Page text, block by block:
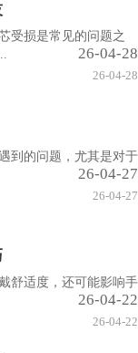
受损是常见的问题之
26-04-28
26-04-28
到的问题，尤其是对于
26-04-27
26-04-27
舒适度，还可能影响手
26-04-22
26-04-22